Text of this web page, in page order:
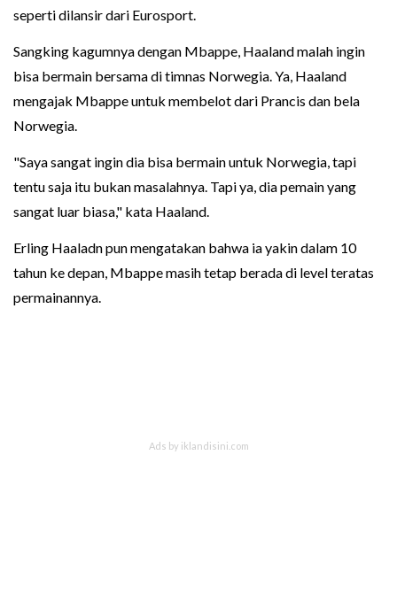
seperti dilansir dari Eurosport.
Sangking kagumnya dengan Mbappe, Haaland malah ingin
bisa bermain bersama di timnas Norwegia. Ya, Haaland
mengajak Mbappe untuk membelot dari Prancis dan bela
Norwegia.
"Saya sangat ingin dia bisa bermain untuk Norwegia, tapi
tentu saja itu bukan masalahnya. Tapi ya, dia pemain yang
sangat luar biasa," kata Haaland.
Erling Haaladn pun mengatakan bahwa ia yakin dalam 10
tahun ke depan, Mbappe masih tetap berada di level teratas
permainannya.